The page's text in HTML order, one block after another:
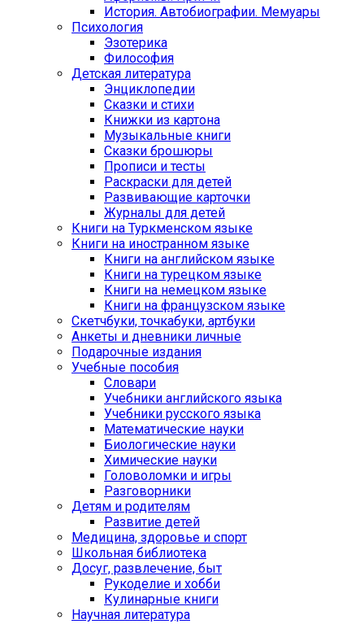
История. Автобиографии. Мемуары
Психология
Эзотерика
Философия
Детская литература
Энциклопедии
Сказки и стихи
Книжки из картона
Музыкальные книги
Сказки брошюры
Прописи и тесты
Раскраски для детей
Развивающие карточки
Журналы для детей
Книги на Туркменском языке
Книги на иностранном языке
Книги на английском языке
Книги на турецком языке
Книги на немецком языке
Книги на французском языке
Cкетчбуки, точкабуки, артбуки
Анкеты и дневники личные
Подарочные издания
Учебные пособия
Словари
Учебники английского языка
Учебники русского языка
Математические науки
Биологические науки
Химические науки
Головоломки и игры
Разговорники
Детям и родителям
Развитие детей
Медицина, здоровье и спорт
Школьная библиотека
Досуг, развлечение, быт
Рукоделие и хобби
Кулинарные книги
Научная литература